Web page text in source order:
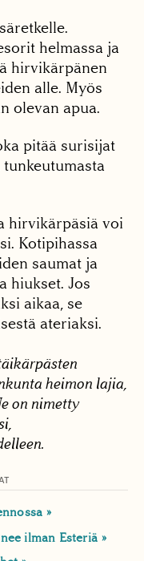
helmassa ja
hirvikärpänen
alle. Myös
olevan apua.
pitää surisijat
hirvikärpäsiä voi
Kotipihassa
saumat ja
hiukset. Jos
aikaa, se
ateriaksi.
heimon lajia,
on nimetty
ilman Esteriä